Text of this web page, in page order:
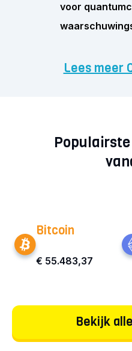
voor
Lees meer
Bitcoin
€ 55.483,37
Bekijk